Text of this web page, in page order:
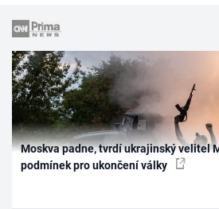
Moskva padne, tvrdí ukrajinský velitel
podmínek pro ukončení války